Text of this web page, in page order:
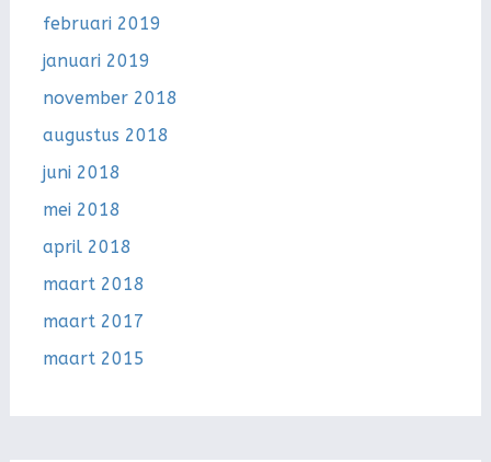
februari 2019
januari 2019
november 2018
augustus 2018
juni 2018
mei 2018
april 2018
maart 2018
maart 2017
maart 2015